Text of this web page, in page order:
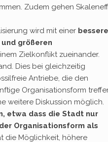
Zudem gehen
wird mit einer
größeren
Zielkonflikt zueinander.
Dies bei gleichzeitig
Antriebe, die den
Organisationsform
weitere Diskussion möglich.
etwa dass die Stadt nur
Organisationsform als
die Möglichkeit, höhere